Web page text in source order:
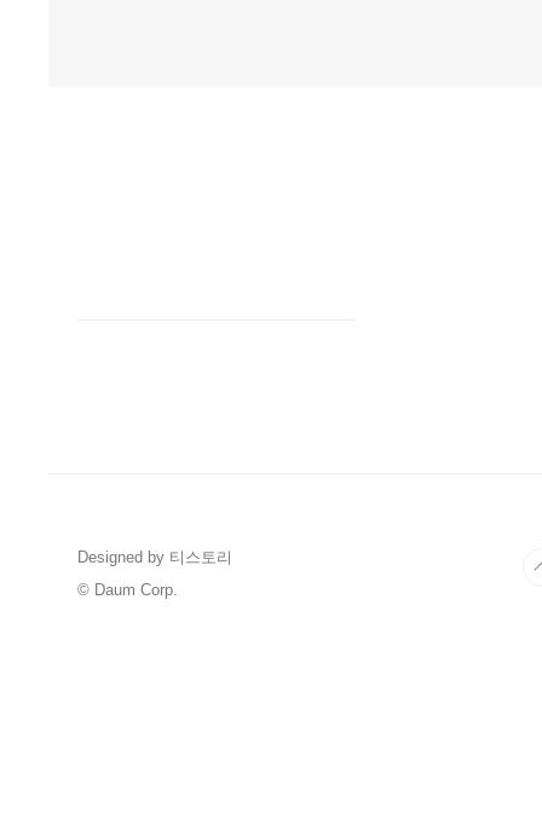
Designed by 티스토리
© Daum Corp.